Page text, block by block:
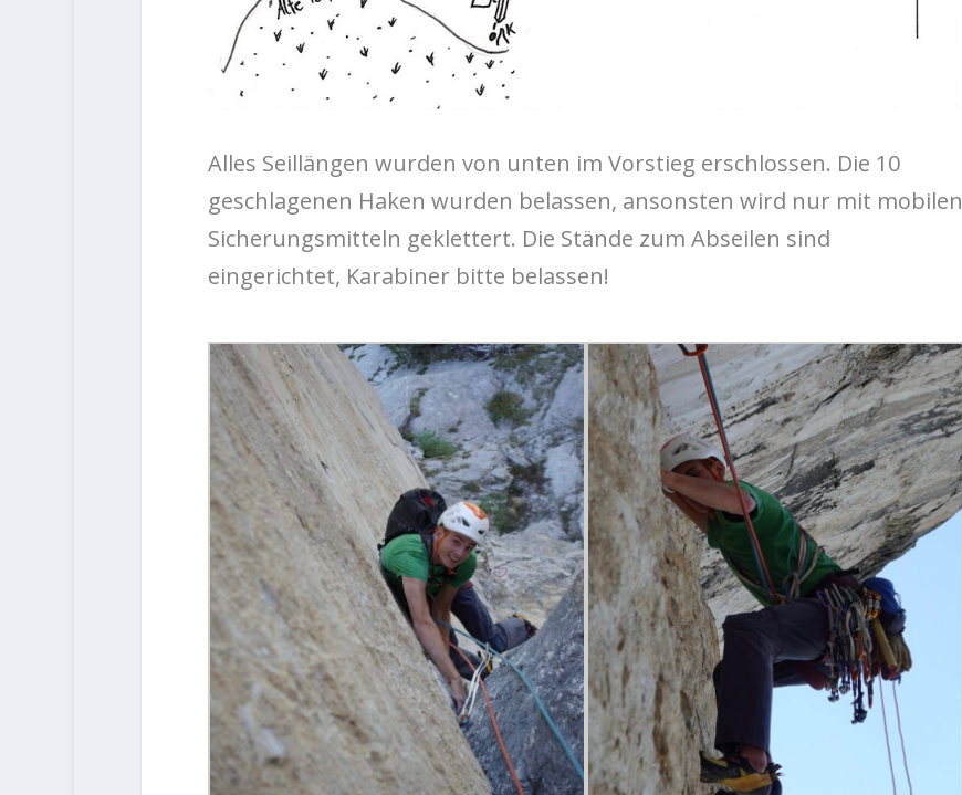
Alles Seillängen wurden von unten im Vorstieg erschlossen. Die 10
geschlagenen Haken wurden belassen, ansonsten wird nur mit mobilen
Sicherungsmitteln geklettert. Die Stände zum Abseilen sind
eingerichtet, Karabiner bitte belassen!